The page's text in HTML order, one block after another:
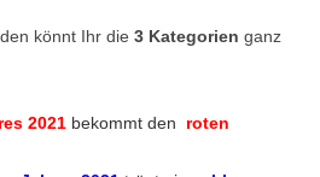
könnt Ihr die 3 Kategorien ganz
2021 bekommt den
roten